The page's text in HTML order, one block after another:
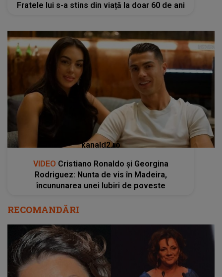
Fratele lui s-a stins din viață la doar 60 de ani
kanald2.ro
VIDEO Cristiano Ronaldo și Georgina
Rodriguez: Nunta de vis în Madeira,
încununarea unei Iubiri de poveste
RECOMANDĂRI